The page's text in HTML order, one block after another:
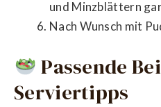
und Minzblättern
Nach Wunsch mit
Passende
Serviertipps